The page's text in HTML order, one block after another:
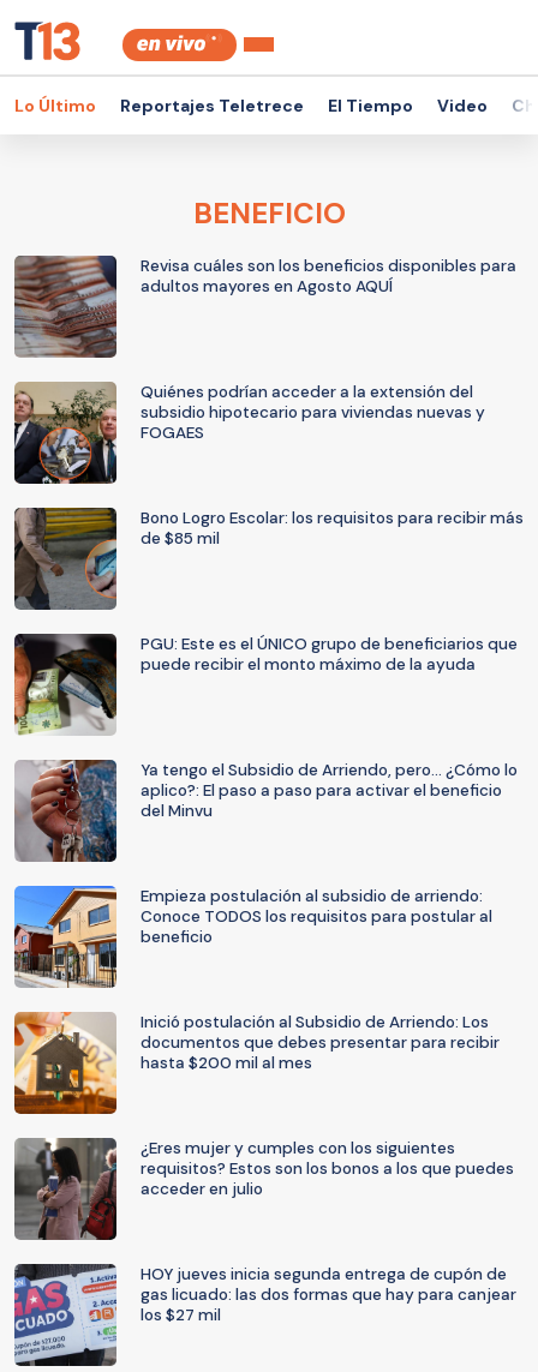
Lo Último Reportajes Teletrece El Tiempo Video
BENEFICIO
Revisa cuáles son los beneficios disponibles para
adultos mayores en Agosto AQUÍ
Quiénes podrían acceder a la extensión del
subsidio hipotecario para viviendas nuevas y
FOGAES
Bono Logro Escolar: los requisitos para recibir más
de $85 mil
PGU: Este es el ÚNICO grupo de beneficiarios que
puede recibir el monto máximo de la ayuda
Ya tengo el Subsidio de Arriendo, pero... ¿Cómo lo
aplico?: El paso a paso para activar el beneficio
del Minvu
Empieza postulación al subsidio de arriendo:
Conoce TODOS los requisitos para postular al
beneficio
Inició postulación al Subsidio de Arriendo: Los
documentos que debes presentar para recibir
hasta $200 mil al mes
¿Eres mujer y cumples con los siguientes
requisitos? Estos son los bonos a los que puedes
acceder en julio
HOY jueves inicia segunda entrega de cupón de
gas licuado: las dos formas que hay para canjear
los $27 mil